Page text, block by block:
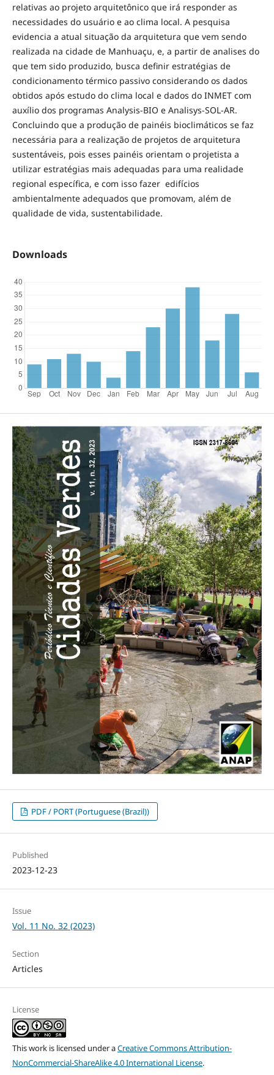
relativas ao projeto arquitetônico que irá responder as
necessidades do usuário e ao clima local. A pesquisa
evidencia a atual situação da arquitetura que vem sendo
realizada na cidade de Manhuaçu, e, a partir de analises do
que tem sido produzido, busca definir estratégias de
condicionamento térmico passivo considerando os dados
obtidos após estudo do clima local e dados do INMET com
auxílio dos programas Analysis-BIO e Analisys-SOL-AR.
Concluindo que a produção de painéis bioclimáticos se faz
necessária para a realização de projetos de arquitetura
sustentáveis, pois esses painéis orientam o projetista a
utilizar estratégias mais adequadas para uma realidade
regional específica, e com isso fazer edifícios
ambientalmente adequados que promovam, além de
qualidade de vida, sustentabilidade.
Downloads
PDF / PORT (Portuguese (Brazil))
Published
2023-12-23
Issue
Vol. 11 No. 32 (2023)
Section
Articles
License
This work is licensed under aCreative Commons Attribution-
NonCommercial-ShareAlike 4.0 International License.